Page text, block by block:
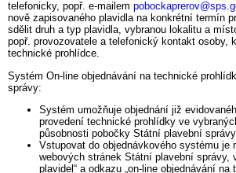
telefonicky, popř. e-mailem
nově zapisovaného plavidla na konkrétní termín
sdělit druh a typ plavidla, vybranou lokalitu a
popř. provozovatele a telefonický kontakt osoby,
technické prohlídce.
Systém On-line objednávání na technické
správy:
Systém umožňuje objednání již
provedení technické prohlídky ve
působnosti pobočky Státní plavební
Vstupovat do objednávkového systému je
webových stránek Státní plavební správy,
plavidel“ a odkazu „on-line objednávání na